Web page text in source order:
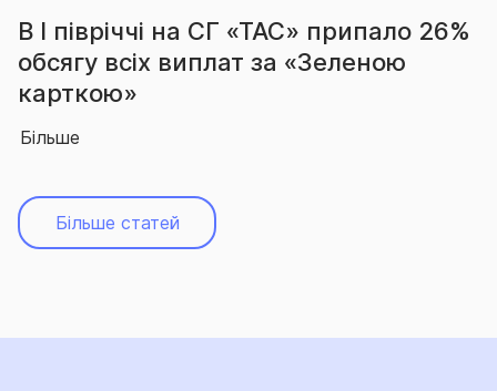
припало 26%
«Зеленою
За підсумками І
вчергове
Більше статей